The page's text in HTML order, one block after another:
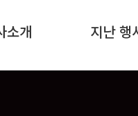
소개 지난 행